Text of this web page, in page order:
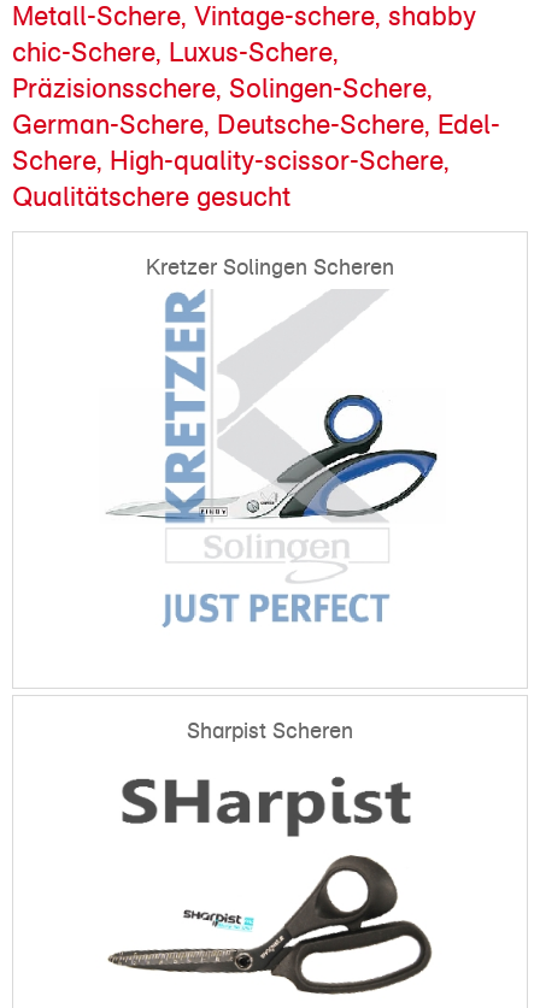
Metall-Schere, Vintage-schere, shabby
chic-Schere, Luxus-Schere,
Präzisionsschere, Solingen-Schere,
German-Schere, Deutsche-Schere, Edel-
Schere, High-quality-scissor-Schere,
Qualitätschere gesucht
Kretzer Solingen Scheren
Sharpist Scheren